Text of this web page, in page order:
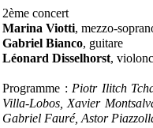
2ème concert
Marina Viotti, mezzo-
Gabriel Bianco, guitare
Léonard Disselhorst,
Programme : Piotr Ilitch
Villa-Lobos, Xavier
Gabriel Fauré, Astor